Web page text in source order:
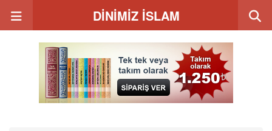
DİNİMİZ İSLAM